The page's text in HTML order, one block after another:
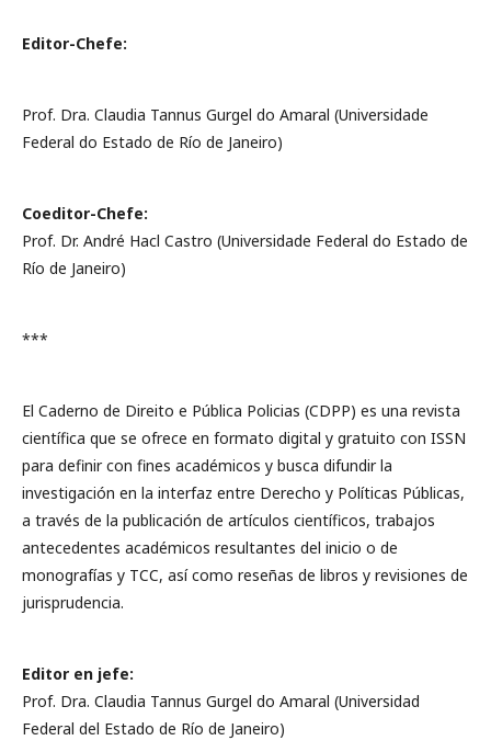
Editor-Chefe:
Prof. Dra. Claudia Tannus Gurgel do Amaral (Universidade
Federal do Estado de Río de Janeiro)
Coeditor-Chefe:
Prof. Dr. André Hacl Castro (Universidade Federal do Estado de
Río de Janeiro)
***
El Caderno de Direito e Pública Policias (CDPP) es una revista
científica que se ofrece en formato digital y gratuito con ISSN
para definir con fines académicos y busca difundir la
investigación en la interfaz entre Derecho y Políticas Públicas,
a través de la publicación de artículos científicos, trabajos
antecedentes académicos resultantes del inicio o de
monografías y TCC, así como reseñas de libros y revisiones de
jurisprudencia.
Editor en jefe:
Prof. Dra. Claudia Tannus Gurgel do Amaral (Universidad
Federal del Estado de Río de Janeiro)